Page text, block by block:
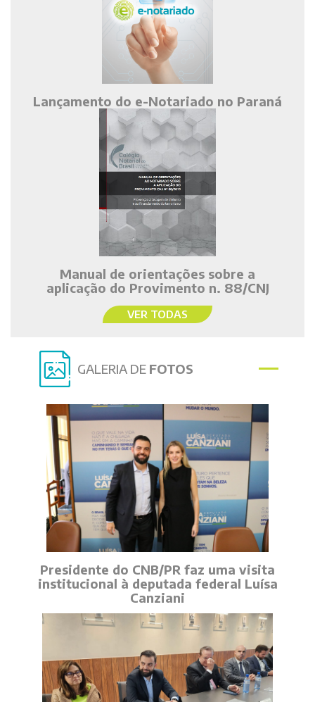
Lançamento do e-Notariado no Paraná
Manual de orientações sobre a
aplicação do Provimento n. 88/CNJ
VER TODAS
GALERIA DE FOTOS
Presidente do CNB/PR faz uma visita
institucional à deputada federal Luísa
Canziani